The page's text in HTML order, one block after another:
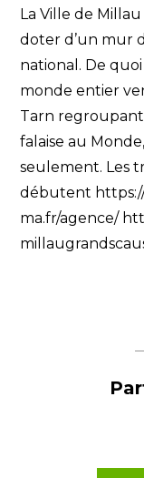
La Ville de
doter d’un mur
national. De
monde entier
Tarn regroupant
falaise au
seulement. Les
débutent
ma.fr/agence/